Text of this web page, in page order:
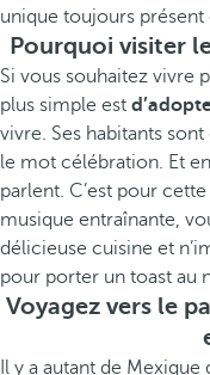
unique toujours
Pourquoi visiter
Si vous souhaitez vivre
plus simple est
vivre. Ses habitants
le mot célébration. Et
parlent. C’est pour
musique entraînante,
délicieuse cuisine et
pour porter un toast au
Voyagez vers le
Il y a autant de